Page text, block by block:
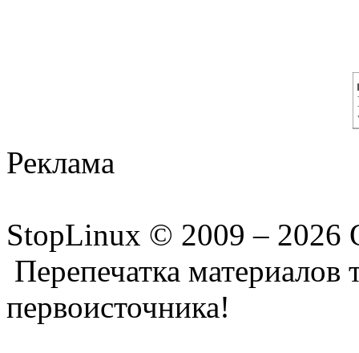
Реклама
StopLinux © 2009 – 2026
Перепечатка материалов
первоисточника!